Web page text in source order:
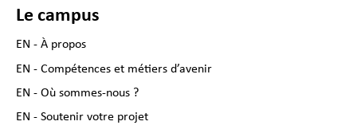
Le campus
EN - À propos
EN - Compétences et métiers d’avenir
EN - Où sommes-nous ?
EN - Soutenir votre projet